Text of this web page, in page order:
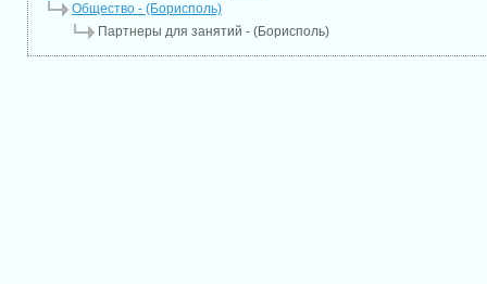
Общество - (Борисполь)
Партнеры для занятий - (Борисполь)